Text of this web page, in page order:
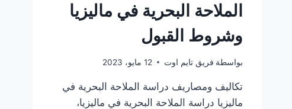
الملاحة البحرية في ماليزيا
وشروط القبول
بواسطة فريق تايم اوت 12 مايو، 2023
تكاليف ومصاريف دراسة الملاحة البحرية في
ماليزيا دراسة الملاحة البحرية في ماليزيا،